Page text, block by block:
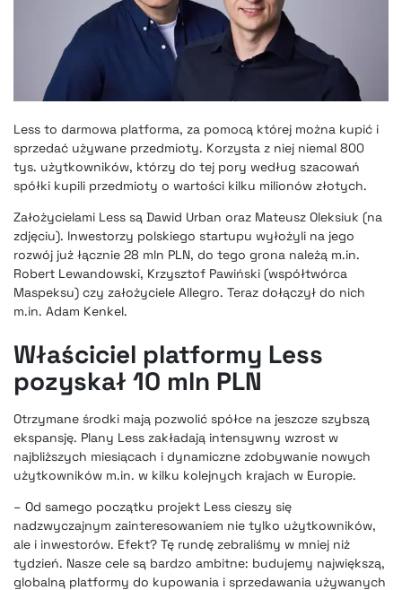
Less to darmowa platforma, za pomocą której można kupić i
sprzedać używane przedmioty. Korzysta z niej niemal 800
tys. użytkowników, którzy do tej pory według szacowań
spółki kupili przedmioty o wartości kilku milionów złotych.
Założycielami Less są Dawid Urban oraz Mateusz Oleksiuk (na
zdjęciu). Inwestorzy polskiego startupu wyłożyli na jego
rozwój już łącznie 28 mln PLN, do tego grona należą m.in.
Robert Lewandowski, Krzysztof Pawiński (współtwórca
Maspeksu) czy założyciele Allegro. Teraz dołączył do nich
m.in. Adam Kenkel.
Właściciel platformy Less
pozyskał 10 mln PLN
Otrzymane środki mają pozwolić spółce na jeszcze szybszą
ekspansję. Plany Less zakładają intensywny wzrost w
najbliższych miesiącach i dynamiczne zdobywanie nowych
użytkowników m.in. w kilku kolejnych krajach w Europie.
– Od samego początku projekt Less cieszy się
nadzwyczajnym zainteresowaniem nie tylko użytkowników,
ale i inwestorów. Efekt? Tę rundę zebraliśmy w mniej niż
tydzień. Nasze cele są bardzo ambitne: budujemy największą,
globalną platformy do kupowania i sprzedawania używanych